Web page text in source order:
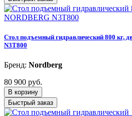
Стол подъемный гидравлический 800 кг,
N3T800
Бренд: Nordberg
80 900 руб.
В корзину
Быстрый заказ